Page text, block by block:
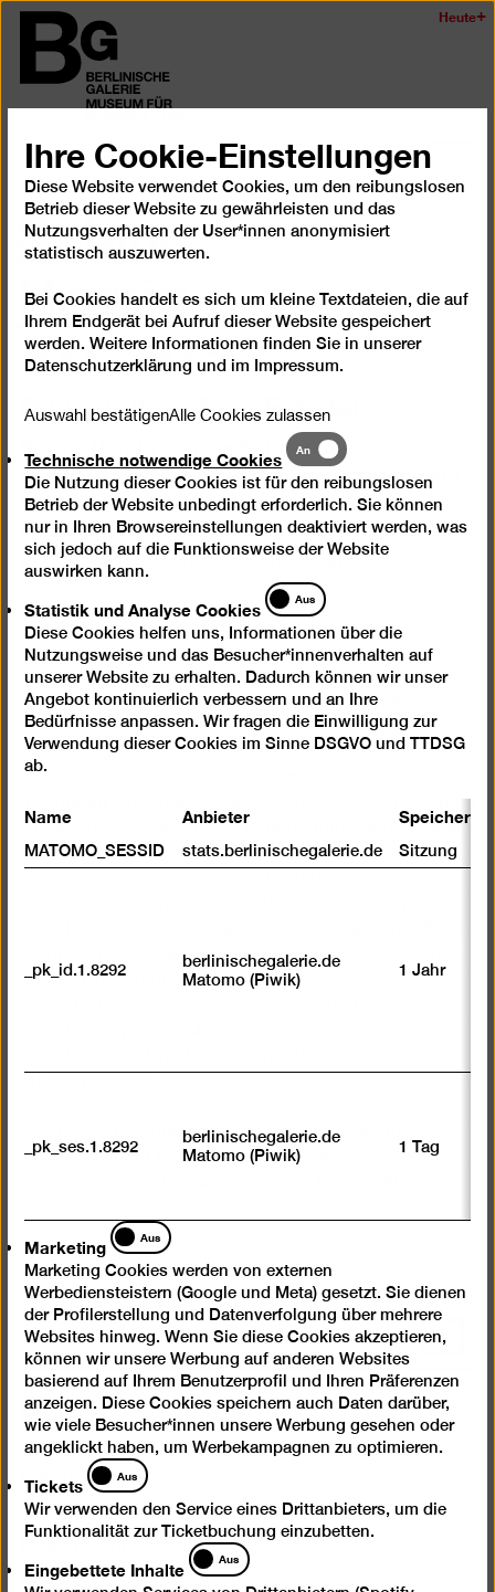
Zum
Seiteninhalt
springen
Berlinischen
Galerie
Heute
und
Rückblick
Sabine
Hornig
24.2.06–28.5.06
Raum mit großem Fenster
Sabine Hornig zeigt im Rahmen der
Künstlerinnenförderung der Senatsverwaltung
für Wissenschaft, Forschung und Kultur eine
Installation aus Skulptur und Fotografie und
präsentiert ihre erste Werkmonografie.
In den Arbeiten der Künstlerin überlagern sich Bild
und Durchsicht auf den umgebenden Raum. Die
Skulptur »Raum mit großem Fenster« stellt das
Fragment eines Raumes dar, in dessen Längsseite die
durchsichtige Abbildung eines zweiteiligen
Schaufensters mit einem dahinter liegenden
Innenraum eingebaut ist. Steht der Betrachter vor dem
Objekt, blickt er einerseits in den fotografierten, aber
auch in einen realen, transparenten Innenraum. Durch
betrachten. Sabine Hornig verkleinert die Architektur
auf die Proportionen des Betrachters.
Sabine Hornig, geboren 1964, studierte an der
Hochschule der Künste Berlin; sie erhielt zahlreiche
Nach
InstagramFacebookYouTubeSpotify
Newsletter
Fragen & Antworten
Kontakt
Ihre Cookie-Einstellungen
Diese Website verwendet Cookies, um den reibungslosen
Betrieb dieser Website zu gewährleisten und das
Nutzungsverhalten der User*innen anonymisiert
statistisch auszuwerten.
Bei Cookies handelt es sich um kleine Textdateien, die auf
Ihrem Endgerät bei Aufruf dieser Website gespeichert
werden. Weitere Informationen finden Sie in unserer
Datenschutzerklärung und im Impressum.
Auswahl bestätigenAlle Cookies zulassen
Technische notwendige Cookies
Technische
notwendige
Cookies
An
Die Nutzung dieser Cookies ist für den reibungslosen
Betrieb der Website unbedingt erforderlich. Sie können
nur in Ihren Browsereinstellungen deaktiviert werden, was
sich jedoch auf die Funktionsweise der Website
auswirken kann.
Statistik und Analyse Cookies
Statistik
und
Analyse
Cookies
Aus
Diese Cookies helfen uns, Informationen über die
Nutzungsweise und das Besucher*innenverhalten auf
unserer Website zu erhalten. Dadurch können wir unser
Angebot kontinuierlich verbessern und an Ihre
Bedürfnisse anpassen. Wir fragen die Einwilligung zur
Verwendung dieser Cookies im Sinne DSGVO und TTDSG
ab.
Name Anbieter
MATOMO_SESSID stats.berlinischegalerie.de Sitzung
_pk_id.1.8292
berlinischegalerie.de
Matomo (Piwik)
1 Jahr
_pk_ses.1.8292
berlinischegalerie.de
Matomo (Piwik)
1 Tag
Marketing
Marketing
Aus
Marketing Cookies werden von externen
Werbediensteistern (Google und Meta) gesetzt. Sie dienen
der Profilerstellung und Datenverfolgung über mehrere
Websites hinweg. Wenn Sie diese Cookies akzeptieren,
können wir unsere Werbung auf anderen Websites
basierend auf Ihrem Benutzerprofil und Ihren Präferenzen
anzeigen. Diese Cookies speichern auch Daten darüber,
wie viele Besucher*innen unsere Werbung gesehen oder
angeklickt haben, um Werbekampagnen zu optimieren.
Tickets
Tickets
Aus
Wir verwenden den Service eines Drittanbieters, um die
Funktionalität zur Ticketbuchung einzubetten.
Eingebettete Inhalte
Eingebettete
Inhalte
Aus